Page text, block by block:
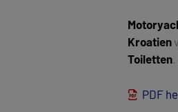
Kroatien
Toiletten
PDF